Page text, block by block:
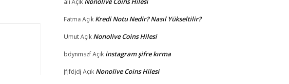
ali Açık
Fatma Açık Kredi Notu Nedir? Nasıl Yükseltilir?
UmutAçık Nonolive Coins Hilesi
bdynmszfAçık instagram şifre kırma
Jfjfdjdj Açık Nonolive Coins Hilesi